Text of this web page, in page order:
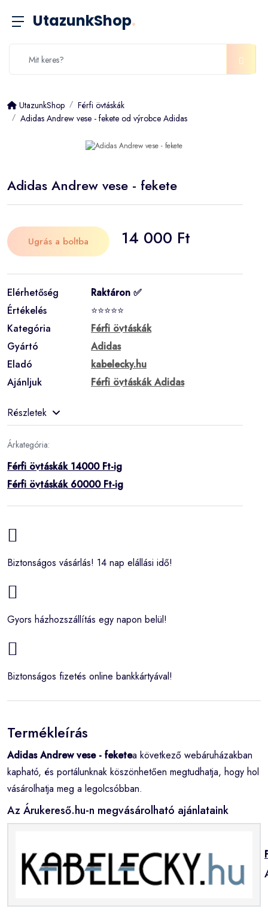
UtazunkShop.
UtazunkShop
Férfi övtáskák
Adidas Andrew vese - fekete od výrobce Adidas
Adidas Andrew vese - fekete
Ugrás a boltba 14 000 Ft
Elérhetőség
Raktáron ✅
Értékelés
⭐⭐⭐⭐⭐
Kategória
Férfi övtáskák
Gyártó
Adidas
Eladó
kabelecky.hu
Ajánljuk
Férfi övtáskák Adidas
Részletek
Árkategória:
Férfi övtáskák 14000 Ft-ig
Férfi övtáskák 60000 Ft-ig
Biztonságos vásárlás! 14 nap elállási idő!
Gyors házhozszállítás egy napon belül!
Biztonságos fizetés online bankkártyával!
Termékleírás
Adidas Andrew vese - feketea következő webáruházakban
kapható, és portálunknak köszönhetően megtudhatja, hogy hol
vásárolhatja meg a legolcsóbban.
Az Árukereső.hu-n megvásárolható ajánlataink